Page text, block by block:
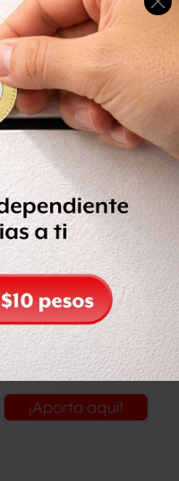
ocurridos el día 1°
Casimiro Castillo-
la Operación Jalisco –
tras los bloqueos
cuando fue atacado
armas de fuego